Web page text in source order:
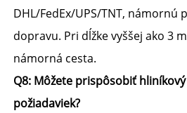
DHL/FedEx/UPS/TNT, námornú
dopravu. Pri dĺžke vyššej ako 3
námorná cesta.
Q8: Môžete prispôsobiť
požiadaviek?